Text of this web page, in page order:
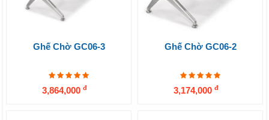
Ghế Chờ GC06-3
3,864,000 đ
Ghế Chờ GC06-2
3,174,000 đ